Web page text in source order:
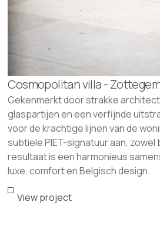
Cosmopolitan villa -
Gekenmerkt door strakke
glaspartijen en een verfijnde
voor de krachtige lijnen van de
subtiele PIET-signatuur aan, zowel
resultaat is een harmonieus
luxe, comfort en Belgisch design.
View project